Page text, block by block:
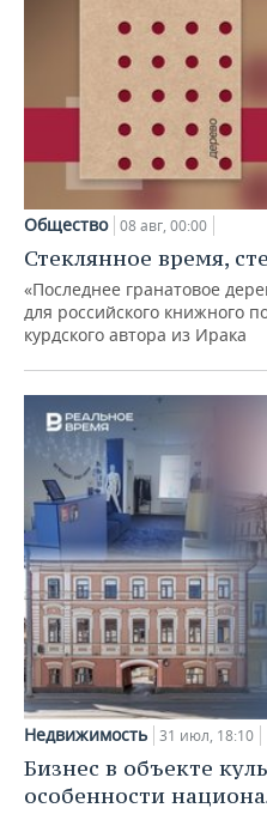
Общество 08 авг, 00:00
Стеклянное время,
«Последнее гранатовое
для российского книжного
курдского автора из Ирака
Недвижимость 31 июл, 18:10
Бизнес в объекте
особенности